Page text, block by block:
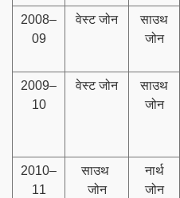
2008–
09
वेस्ट जोन
साउथ
जोन
2009–
10
वेस्ट जोन
साउथ
जोन
2010–
11
साउथ
जोन
नार्थ
जोन